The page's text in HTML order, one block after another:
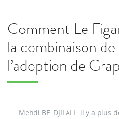
Comment Le
la combinaison
l’adoption de
Mehdi BELDJILALI il y a plus